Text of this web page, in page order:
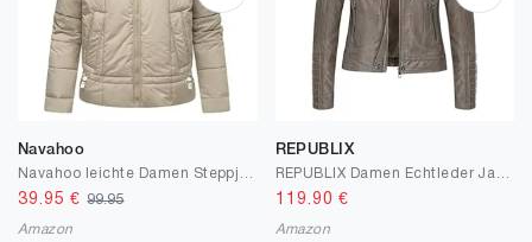
Navahoo
39.95 €99.95
Amazon
REPUBLIX
119.90 €
Amazon